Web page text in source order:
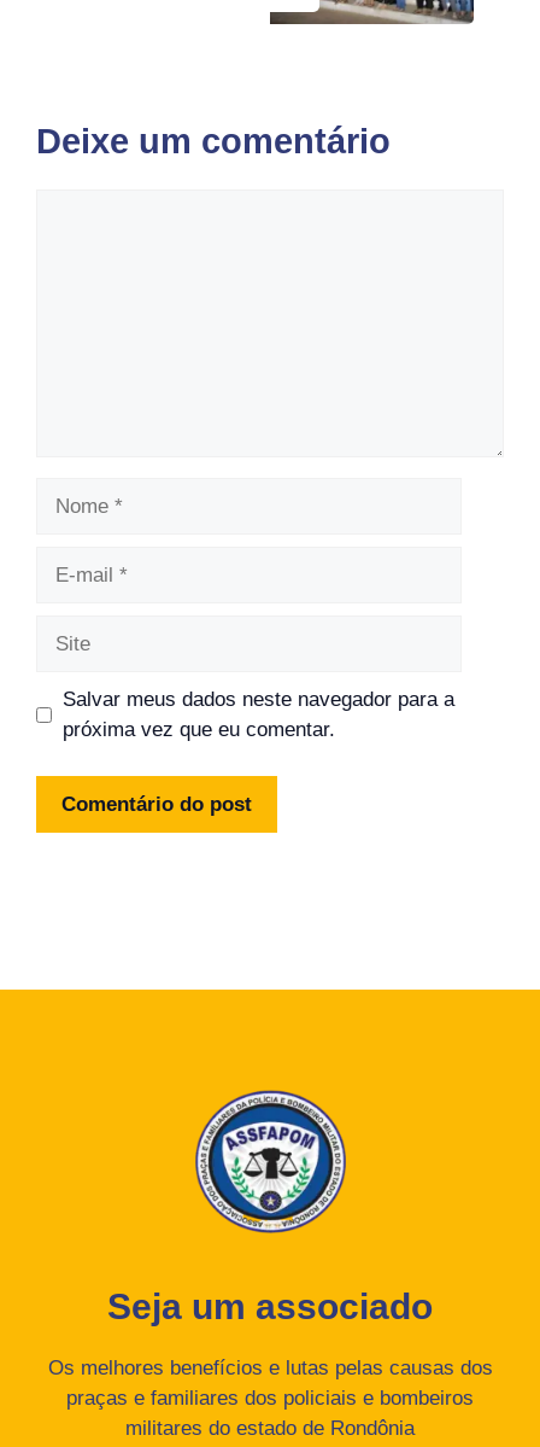
Deixe um comentário
Salvar meus dados neste navegador para a
próxima vez que eu comentar.
Seja um associado
Os melhores benefícios e lutas pelas causas dos
praças e familiares dos policiais e bombeiros
militares do estado de Rondônia